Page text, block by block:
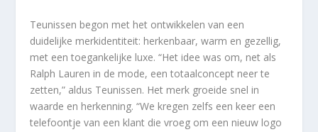
Teunissen begon met het ontwikkelen van een
duidelijke merkidentiteit: herkenbaar, warm en gezellig,
met een toegankelijke luxe. “Het idee was om, net als
Ralph Lauren in de mode, een totaalconcept neer te
zetten,” aldus Teunissen. Het merk groeide snel in
waarde en herkenning. “We kregen zelfs een keer een
telefoontje van een klant die vroeg om een nieuw logo